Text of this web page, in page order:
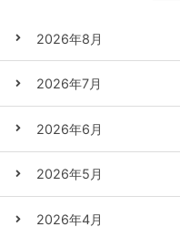
2026年8月
2026年7月
2026年6月
2026年5月
2026年4月